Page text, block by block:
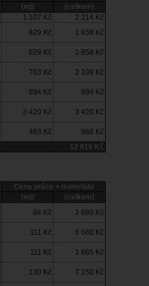
(mj)
(celkem)
1 107 Kč
2 214 Kč
829 Kč 1 658 Kč
829 Kč 1 658 Kč
703 Kč 2 109 Kč
894 Kč 894 Kč
3 420 Kč 3 420 Kč
483 Kč
966 Kč
12 919 Kč
Cena práce + materiálu
(mj)
(celkem)
84 Kč 1 680 Kč
111 Kč 6 660 Kč
111 Kč 1 665 Kč
130 Kč 7 150 Kč